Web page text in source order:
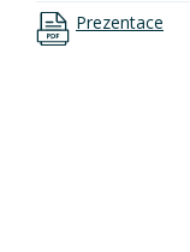
Prezentace